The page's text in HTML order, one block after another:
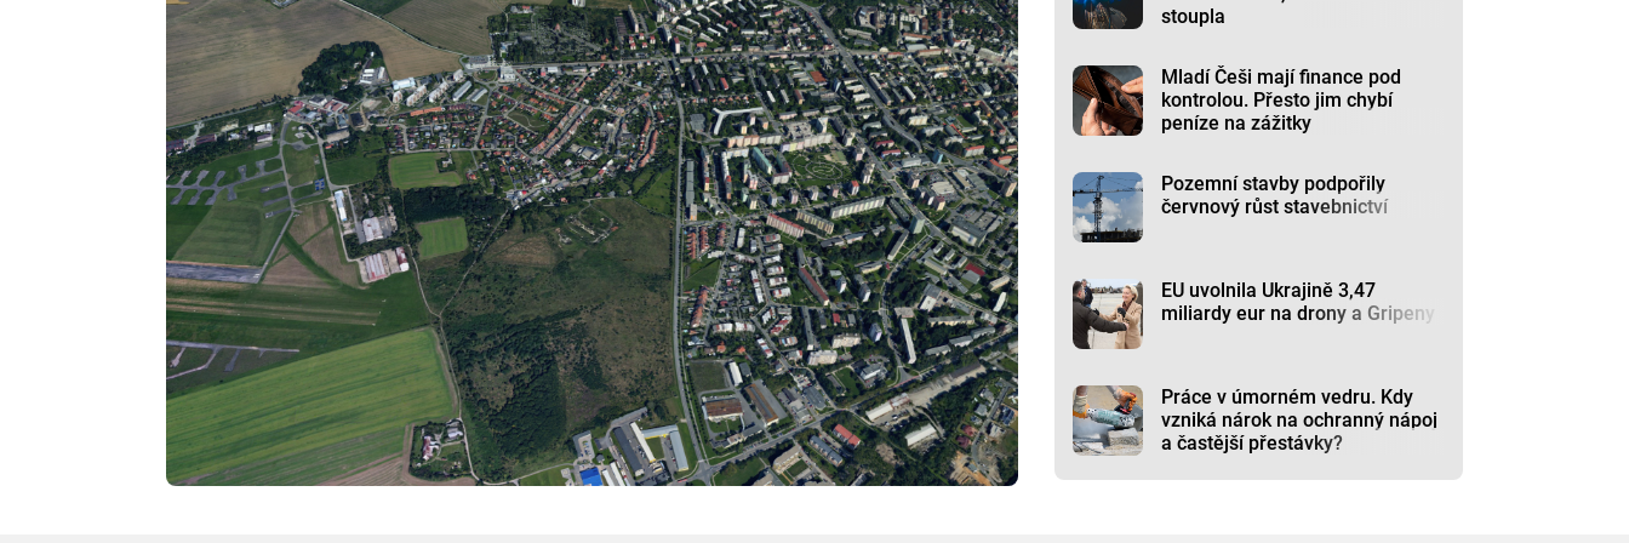
stoupla
Mladí Češi mají finance pod
kontrolou. Přesto jim chybí
peníze na zážitky
Pozemní stavby podpořily
červnový růst stavebnictví
EU uvolnila Ukrajině 3,47
miliardy eur na drony a Gripeny
Práce v úmorném vedru. Kdy
vzniká nárok na ochranný nápoj
a častější přestávky?